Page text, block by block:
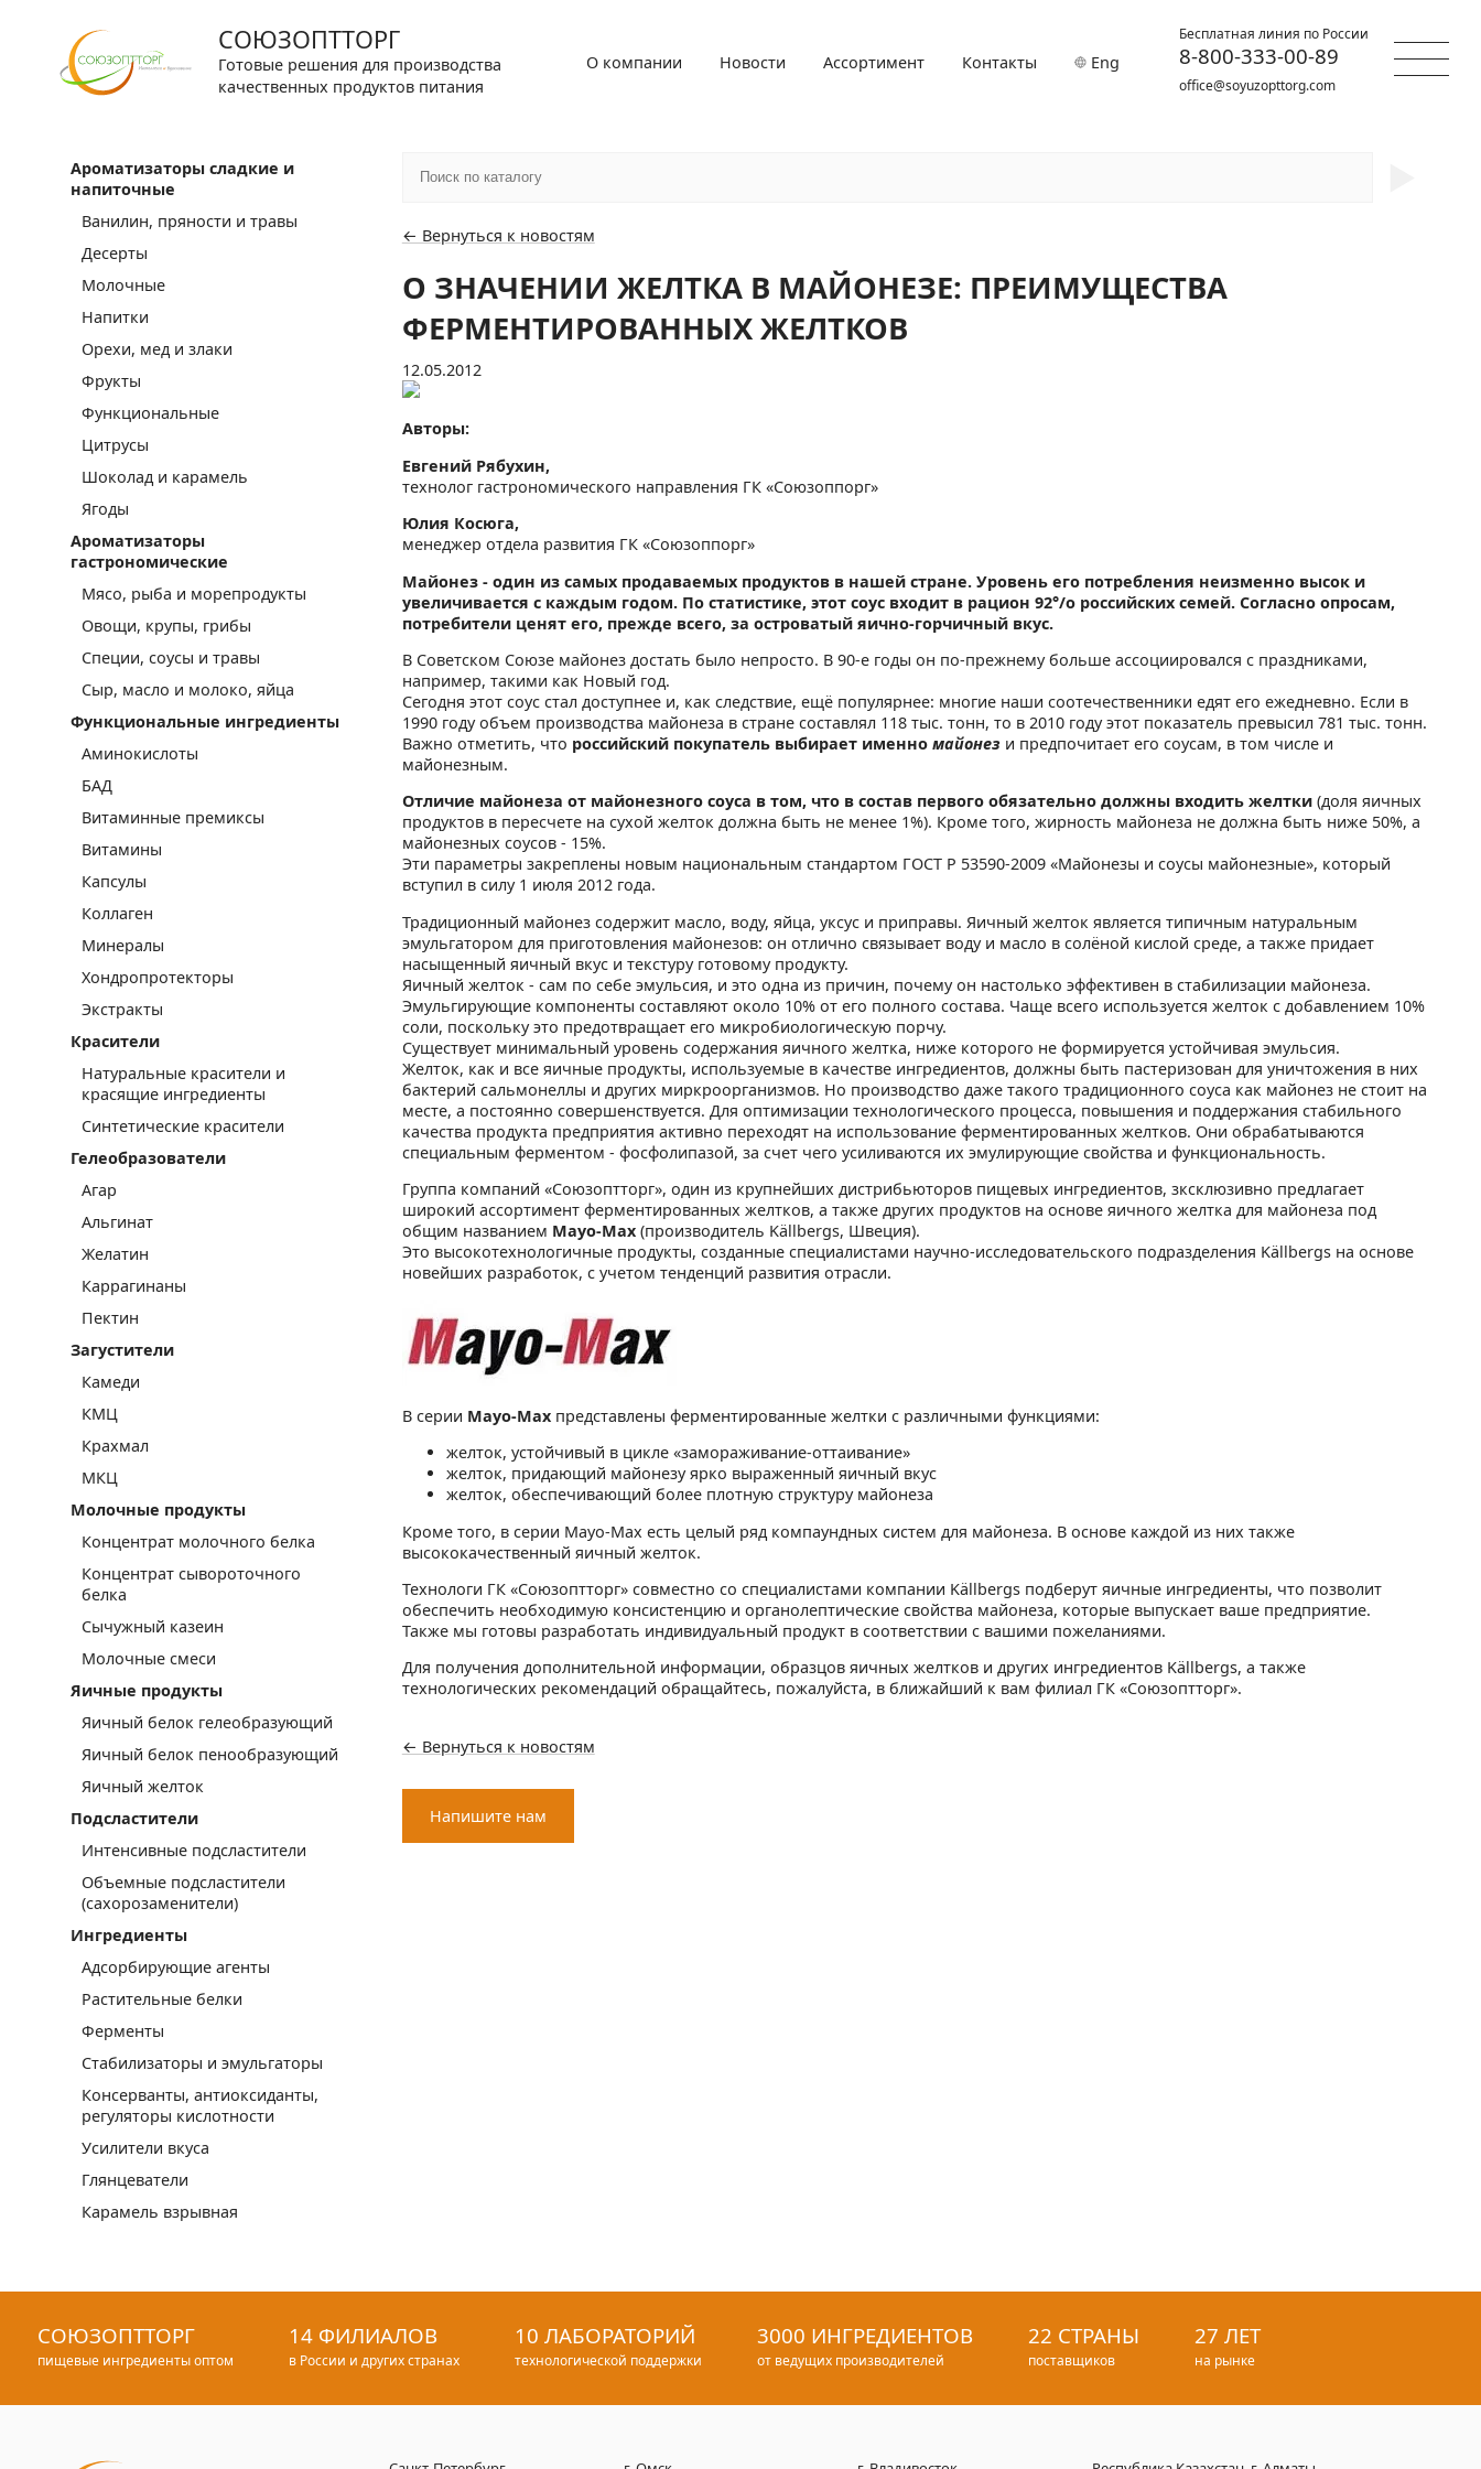
← Вернуться к новостям
О ЗНАЧЕНИИ ЖЕЛТКА В МАЙОНЕЗЕ: ПРЕИМУЩЕСТВА
ФЕРМЕНТИРОВАННЫХ ЖЕЛТКОВ
12.05.2012
Авторы:
Евгений Рябухин,
технолог гастрономического направления ГК «Союзоппорг»
Юлия Косюга,
менеджер отдела развития ГК «Союзоппорг»
Майонез - один из самых продаваемых продуктов в нашей стране. Уровень его потребления неизменно высок и
увеличивается с каждым годом. По статистике, этот соус входит в рацион 92°/о российских семей. Согласно опросам,
потребители ценят его, прежде всего, за островатый яично-горчичный вкус.
В Советском Союзе майонез достать было непросто. В 90-е годы он по-прежнему больше ассоциировался с праздниками,
например, такими как Новый год.
Сегодня этот соус стал доступнее и, как следствие, ещё популярнее: многие наши соотечественники едят его ежедневно. Если в
1990 году объем производства майонеза в стране составлял 118 тыс. тонн, то в 2010 году этот показатель превысил 781 тыс. тонн.
Важно отметить, что российский покупатель выбирает именно майонез и предпочитает его соусам, в том числе и
майонезным.
Отличие майонеза от майонезного соуса в том, что в состав первого обязательно должны входить желтки(доля яичных
продуктов в пересчете на сухой желток должна быть не менее 1%). Кроме того, жирность майонеза не должна быть ниже 50%, а
майонезных соусов - 15%.
Эти параметры закреплены новым национальным стандартом ГОСТ Р 53590-2009 «Майонезы и соусы майонезные», который
вступил в силу 1 июля 2012 года.
Традиционный майонез содержит масло, воду, яйца, уксус и приправы. Яичный желток является типичным натуральным
эмульгатором для приготовления майонезов: он отлично связывает воду и масло в солёной кислой среде, а также придает
насыщенный яичный вкус и текстуру готовому продукту.
Яичный желток - сам по себе эмульсия, и это одна из причин, почему он настолько эффективен в стабилизации майонеза.
Эмульгирующие компоненты составляют около 10% от его полного состава. Чаще всего используется желток с добавлением 10%
соли, поскольку это предотвращает его микробиологическую порчу.
Существует минимальный уровень содержания яичного желтка, ниже которого не формируется устойчивая эмульсия.
Желток, как и все яичные продукты, используемые в качестве ингредиентов, должны быть пастеризован для уничтожения в них
бактерий сальмонеллы и других миркроорганизмов. Но производство даже такого традиционного соуса как майонез не стоит на
месте, а постоянно совершенствуется. Для оптимизации технологического процесса, повышения и поддержания стабильного
качества продукта предприятия активно переходят на использование ферментированных желтков. Они обрабатываются
специальным ферментом - фосфолипазой, за счет чего усиливаются их эмулирующие свойства и функциональность.
Группа компаний «Союзоптторг», один из крупнейших дистрибьюторов пищевых ингредиентов, зксклюзивно предлагает
широкий ассортимент ферментированных желтков, а также других продуктов на основе яичного желтка для майонеза под
общим названием Мауо-Мах (производитель Källbergs, Швеция).
Это высокотехнологичные продукты, созданные специалистами научно-исследовательского подразделения Källbergs на основе
новейших разработок, с учетом тенденций развития отрасли.
В серии Мауо-Махпредставлены ферментированные желтки с различными функциями:
желток, устойчивый в цикле «замораживание-оттаивание»
желток, придающий майонезу ярко выраженный яичный вкус
желток, обеспечивающий более плотную структуру майонеза
Кроме того, в серии Мауо-Мах есть целый ряд компаундных систем для майонеза. В основе каждой из них также
высококачественный яичный желток.
Технологи ГК «Союзоптторг» совместно со специалистами компании Källbergs подберут яичные ингредиенты, что позволит
обеспечить необходимую консистенцию и органолептические свойства майонеза, которые выпускает ваше предприятие.
Также мы готовы разработать индивидуальный продукт в соответствии с вашими пожеланиями.
Для получения дополнительной информации, образцов яичных желтков и других ингредиентов Källbergs, а также
технологических рекомендаций обращайтесь, пожалуйста, в ближайший к вам филиал ГК «Союзоптторг».
← Вернуться к новостям
Напишите нам
Ароматизаторы сладкие и
напиточные
Ванилин, пряности и травы
Десерты
Молочные
Напитки
Орехи, мед и злаки
Фрукты
Функциональные
Цитрусы
Шоколад и карамель
Ягоды
Ароматизаторы
гастрономические
Мясо, рыба и морепродукты
Овощи, крупы, грибы
Специи, соусы и травы
Сыр, масло и молоко, яйца
Функциональные ингредиенты
Аминокислоты
БАД
Витаминные премиксы
Витамины
Капсулы
Коллаген
Минералы
Хондропротекторы
Экстракты
Красители
Натуральные красители и
красящие ингредиенты
Синтетические красители
Гелеобразователи
Агар
Альгинат
Желатин
Каррагинаны
Пектин
Загустители
Камеди
КМЦ
Крахмал
МКЦ
Молочные продукты
Концентрат молочного белка
Концентрат сывороточного
белка
Сычужный казеин
Молочные смеси
Яичные продукты
Яичный белок гелеобразующий
Яичный белок пенообразующий
Яичный желток
Подсластители
Интенсивные подсластители
Объемные подсластители
(сахорозаменители)
Ингредиенты
Адсорбирующие агенты
Растительные белки
Ферменты
Стабилизаторы и эмульгаторы
Консерванты, антиоксиданты,
регуляторы кислотности
Усилители вкуса
Глянцеватели
Карамель взрывная
СОЮЗОПТТОРГ
Готовые решения для производства
качественных продуктов питания
О компании Новости Ассортимент Контакты Eng
Бесплатная линия по России
8-800-333-00-89
office@soyuzopttorg.com
СОЮЗОПТТОРГ
пищевые ингредиенты оптом
14 ФИЛИАЛОВ
в России и других странах
10 ЛАБОРАТОРИЙ
технологической поддержки
3000 ИНГРЕДИЕНТОВ
от ведущих производителей
22 СТРАНЫ
поставщиков
27 ЛЕТ
на рынке